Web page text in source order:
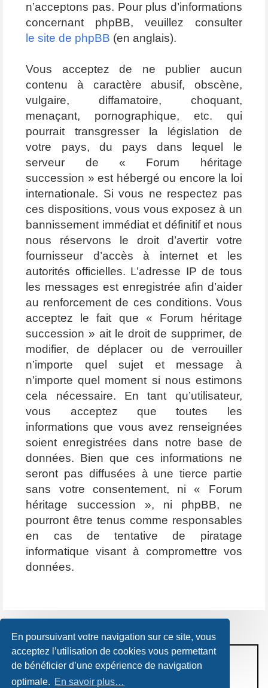
En poursuivant votre navigation sur ce site, vous
acceptez l’utilisation de cookies vous permettant
de bénéficier d’une expérience de navigation
optimale. En savoir plus…
n’acceptons pas. Pour plus d’informations
concernant phpBB, veuillez consulter
le site de phpBB (en anglais).
Vous acceptez de ne publier aucun
contenu à caractère abusif, obscène,
vulgaire, diffamatoire, choquant,
menaçant, pornographique, etc. qui
pourrait transgresser la législation de
votre pays, du pays dans lequel le
serveur de « Forum héritage
succession » est hébergé ou encore la loi
internationale. Si vous ne respectez pas
ces dispositions, vous vous exposez à un
bannissement immédiat et définitif et nous
nous réservons le droit d’avertir votre
fournisseur d’accès à internet et les
autorités officielles. L’adresse IP de tous
les messages est enregistrée afin d’aider
au renforcement de ces conditions. Vous
acceptez le fait que « Forum héritage
succession » ait le droit de supprimer, de
modifier, de déplacer ou de verrouiller
n’importe quel sujet et message à
n’importe quel moment si nous estimons
cela nécessaire. En tant qu’utilisateur,
vous acceptez que toutes les
informations que vous avez renseignées
soient enregistrées dans notre base de
données. Bien que ces informations ne
seront pas diffusées à une tierce partie
sans votre consentement, ni « Forum
héritage succession », ni phpBB, ne
pourront être tenus comme responsables
en cas de tentative de piratage
informatique visant à compromettre vos
données.
CONDITIONS D’UTILISATION
POLITIQUE DE VIE PRIVÉE